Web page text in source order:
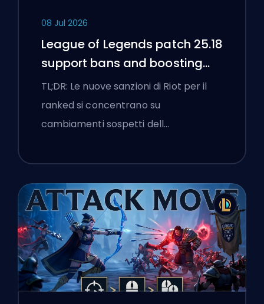
08 Jul 2026
League of Legends patch 25.18
support bans and boosting
flags
TL;DR: Le nuove sanzioni di Riot per il
ranked si concentrano su
cambiamenti sospetti dell…